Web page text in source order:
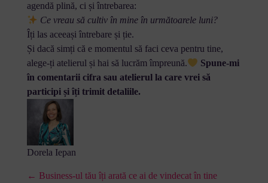
agendă plină, ci și întrebarea:
Ce vreau să cultiv în mine în următoarele luni?
Îți las aceeași întrebare și ție.
Și dacă simți că e momentul să faci ceva pentru tine,
alege-ți atelierul și hai să lucrăm împreună.
Spune-mi
în comentarii cifra sau atelierul la care vrei să
participi și îți trimit detaliile.
Dorela Iepan
← Business-ul tău îți arată ce ai de vindecat în tine